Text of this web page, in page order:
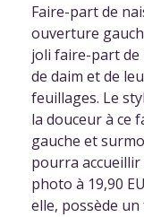
Faire-part de
ouverture
joli faire-part de
de daim et de
feuillages. Le
la douceur à ce
gauche et
pourra
photo à 19,90
elle, possède